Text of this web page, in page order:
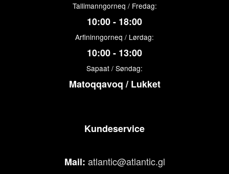
Tallimanngorneq / Fredag:
10:00 - 18:00
Arfininngorneq / Lørdag:
10:00 - 13:00
Sapaat / Søndag:
Matoqqavoq / Lukket
Kundeservice
Mail: atlantic@atlantic.gl